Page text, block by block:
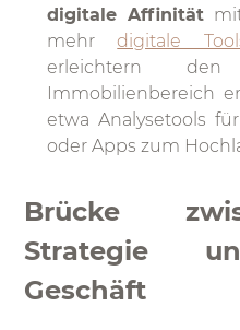
digitale Affinität
mehrdigitale
erleichtern
Immobilienbereich
etwa Analysetools
oder Apps zum
Brücke
Strategie
Geschäft